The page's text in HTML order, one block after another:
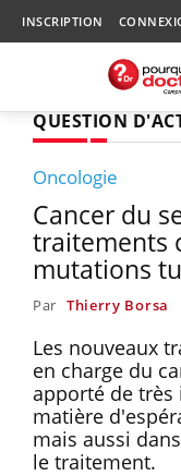
INSCRIPTION
QUESTION
Oncologie
Cancer du
traitements
mutations
Par Thierry Borsa
Les nouveaux
en charge du
apporté de
matière
mais aussi
le traitement.